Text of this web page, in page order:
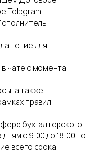
Telegram.
для
чате с момента
а также
правил
бухгалтерского,
с 9:00 до 18:00 по
всего срока